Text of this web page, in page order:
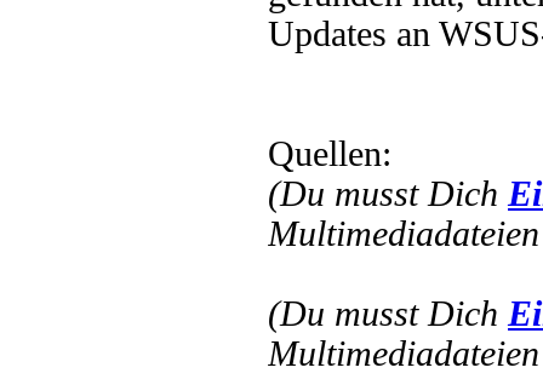
Updates an
Quellen:
(Du musst Dich
(Du musst Dich